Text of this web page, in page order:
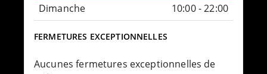
Dimanche
10:00 - 22:00
FERMETURES EXCEPTIONNELLES
Aucunes fermetures exceptionnelles de